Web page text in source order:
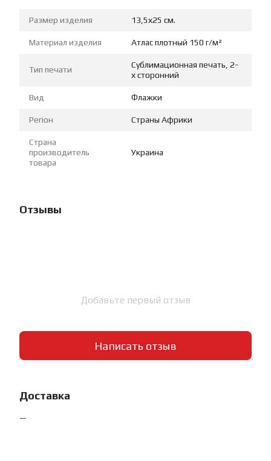
Размер изделия 13,5х25 см.
Материал изделия Атлас плотный 150 г/м²
Тип печати
Сублимационная печать, 2-
х сторонний
Вид Флажки
Регіон Страны Африки
Страна
производитель
товара
Украина
Отзывы
Добавьте первый отзыв
Написать отзыв
Доставка